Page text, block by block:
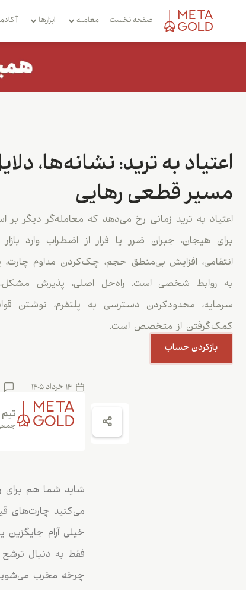
صفحه نخست معامله ابزارها
اعتیاد به ترید: نشانه‌ها،
مسیر قطعی رهایی
اعتیاد به ترید زمانی رخ می‌دهد که معامله‌گر دیگر بر
برای هیجان، جبران ضرر یا فرار از اضطراب وارد
انتقامی، افزایش بی‌منطق حجم، چک‌کردن مداوم چارت،
به روابط شخصی است. راه‌حل اصلی، پذیرش مشکل،
سرمایه، محدودکردن دسترسی به پلتفرم، نوشتن
کمک‌گرفتن از متخصص است.
بازکردن حساب
14 خرداد 1405
شاید شما هم برای
می‌کنید چارت‌های
خیلی آرام
فقط به دنبال ترشح
چرخه مخرب